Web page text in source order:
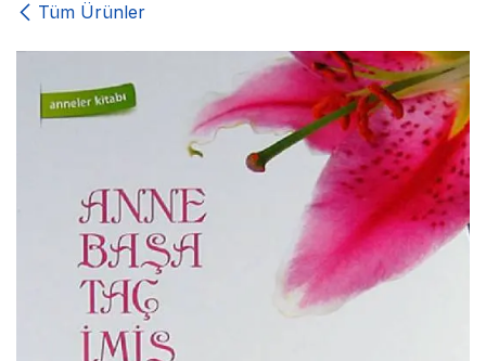
Tüm Ürünler